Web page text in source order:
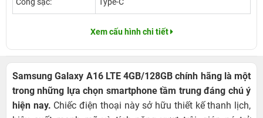
Xem cấu hình chi tiết
Samsung Galaxy A16 LTE 4GB/128GB chính hãng là một
trong những lựa chọn smartphone tầm trung đáng chú ý
hiện nay. Chiếc điện thoại này sở hữu thiết kế thanh lịch,